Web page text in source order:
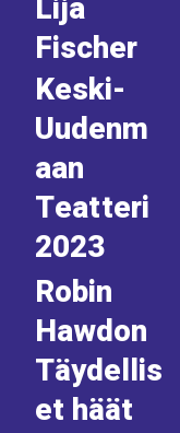
Fischer
Keski-
Uudenm
aan
Teatteri
2023
Robin
Hawdon
Täydellis
et häät